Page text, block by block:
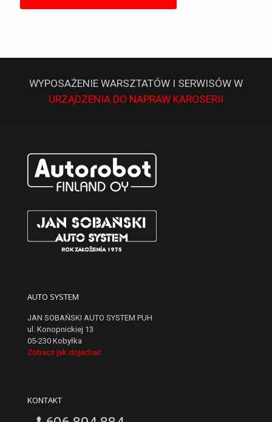
WYPOSAŻENIE WARSZTATÓW I SERWISÓW W
URZĄDZENIA DO NAPRAW KAROSERII
AUTO SYSTEM
JAN SOBAŃSKI AUTO SYSTEM PUH
ul. Konopnickiej 13
05-230 Kobyłka
Zobacz jak dojechać
KONTAKT